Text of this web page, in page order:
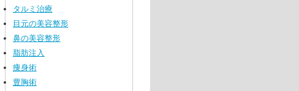
タルミ治療
目元の美容整形
鼻の美容整形
脂肪注入
痩身術
豊胸術